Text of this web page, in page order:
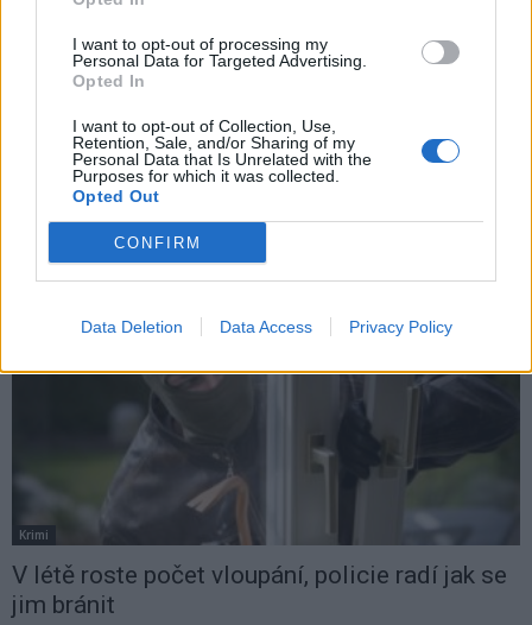
I want to opt-out of processing my
Personal Data for Targeted Advertising.
Opted In
I want to opt-out of Collection, Use,
Retention, Sale, and/or Sharing of my
Personal Data that Is Unrelated with the
Purposes for which it was collected.
Opted Out
CONFIRM
Data Deletion Data Access Privacy Policy
Zloději měli pech. Poklady nenašli, tak vzali
aspoň pantofle a vysavač na...
Radek Ctibor - 21. 7. 2021
PŘÍBRAMSKO - Minulý týden příbramští kriminalisté obvinili
dvaapadesátiletého muže a dvacetiletou ženu z přečinu porušování
domovní svobody a z krádeže ve formě spolupachatelství. V lednu...
Krimi
V létě roste počet vloupání, policie radí jak se
jim bránit